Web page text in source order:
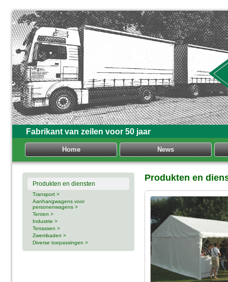
Fabrikant van zeilen voor 50 jaar
Home News
Produkten en diensten
Transport >
Aanhangwagens voor
personenwagens >
Tenten >
Industrie >
Terrassen >
Zwembaden >
Diverse toepassingen >
Produkten en